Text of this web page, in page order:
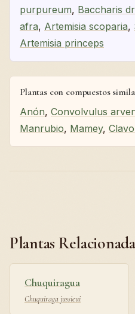
purpureum, Baccharis
afra, Artemisia scoparia,
Artemisia princeps
Plantas con compuestos
Anón, Convolvulus
Manrubio, Mamey,
Plantas
Chuquiragua
Chuquiraga jussieui